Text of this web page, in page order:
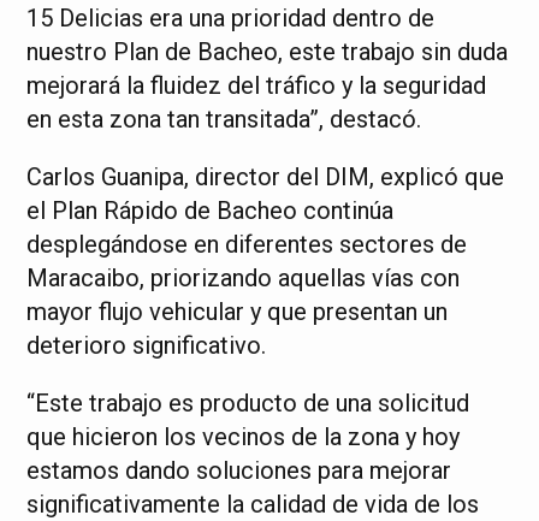
15 Delicias era una prioridad dentro de
nuestro Plan de Bacheo, este trabajo sin duda
mejorará la fluidez del tráfico y la seguridad
en esta zona tan transitada”, destacó.
Carlos Guanipa, director del DIM, explicó que
el Plan Rápido de Bacheo continúa
desplegándose en diferentes sectores de
Maracaibo, priorizando aquellas vías con
mayor flujo vehicular y que presentan un
deterioro significativo.
“Este trabajo es producto de una solicitud
que hicieron los vecinos de la zona y hoy
estamos dando soluciones para mejorar
significativamente la calidad de vida de los